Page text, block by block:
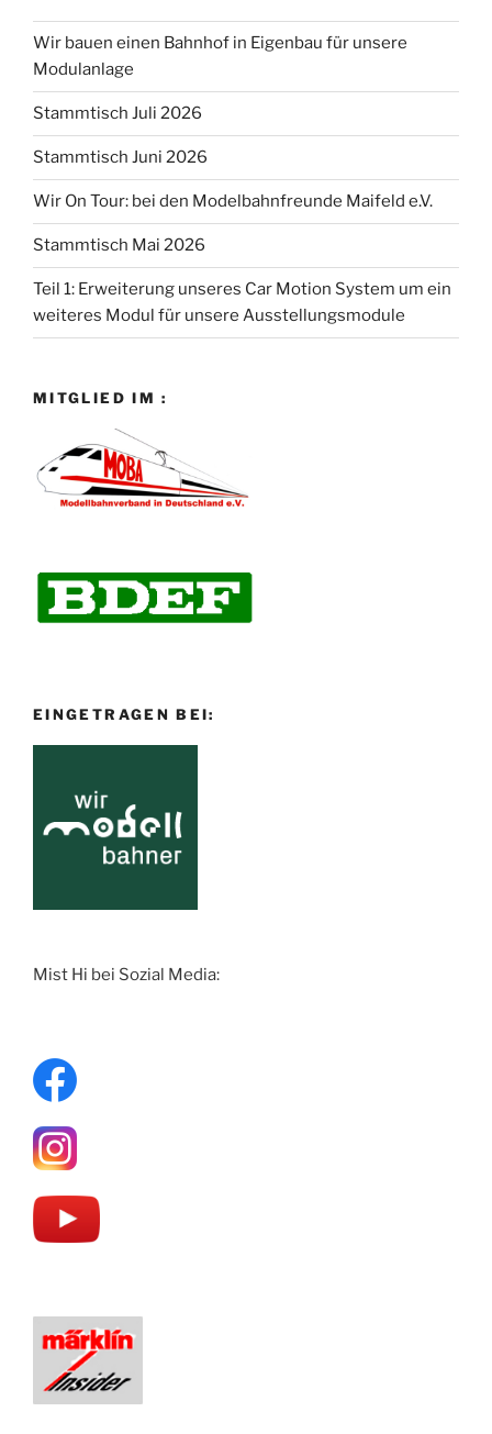
Wir bauen einen Bahnhof in Eigenbau für unsere
Modulanlage
Stammtisch Juli 2026
Stammtisch Juni 2026
Wir On Tour: bei den Modelbahnfreunde Maifeld e.V.
Stammtisch Mai 2026
Teil 1: Erweiterung unseres Car Motion System um ein
weiteres Modul für unsere Ausstellungsmodule
MITGLIED IM :
EINGETRAGEN BEI:
Mist Hi bei Sozial Media: